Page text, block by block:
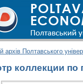
архів Полтавського
коллекции по